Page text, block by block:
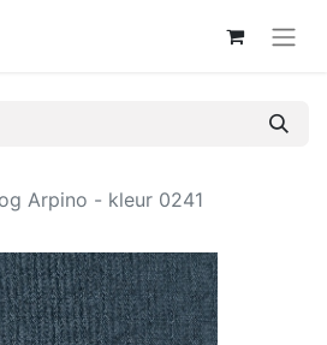
Arpino - kleur 0241